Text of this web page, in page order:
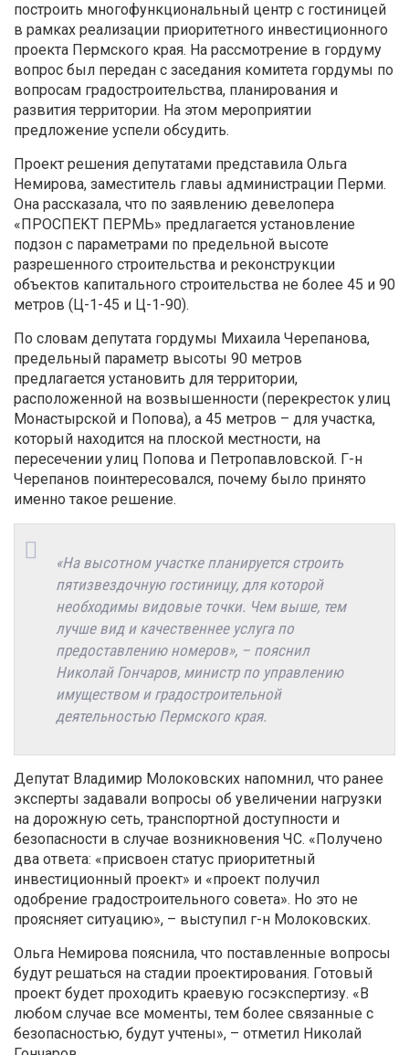
построить многофункциональный центр с гостиницей
в рамках реализации приоритетного инвестиционного
проекта Пермского края. На рассмотрение в гордуму
вопрос был передан с заседания комитета гордумы по
вопросам градостроительства, планирования и
развития территории. На этом мероприятии
предложение успели обсудить.
Проект решения депутатами представила Ольга
Немирова, заместитель главы администрации Перми.
Она рассказала, что по заявлению девелопера
«ПРОСПЕКТ ПЕРМЬ» предлагается установление
подзон с параметрами по предельной высоте
разрешенного строительства и реконструкции
объектов капитального строительства не более 45 и 90
метров (Ц-1-45 и Ц-1-90).
По словам депутата гордумы Михаила Черепанова,
предельный параметр высоты 90 метров
предлагается установить для территории,
расположенной на возвышенности (перекресток улиц
Монастырской и Попова), а 45 метров – для участка,
который находится на плоской местности, на
пересечении улиц Попова и Петропавловской. Г-н
Черепанов поинтересовался, почему было принято
именно такое решение.
«На высотном участке планируется строить
пятизвездочную гостиницу, для которой
необходимы видовые точки. Чем выше, тем
лучше вид и качественнее услуга по
предоставлению номеров», – пояснил
Николай Гончаров, министр по управлению
имуществом и градостроительной
деятельностью Пермского края.
Депутат Владимир Молоковских напомнил, что ранее
эксперты задавали вопросы об увеличении нагрузки
на дорожную сеть, транспортной доступности и
безопасности в случае возникновения ЧС. «Получено
два ответа: «присвоен статус приоритетный
инвестиционный проект» и «проект получил
одобрение градостроительного совета». Но это не
проясняет ситуацию», – выступил г-н Молоковских.
Ольга Немирова пояснила, что поставленные вопросы
будут решаться на стадии проектирования. Готовый
проект будет проходить краевую госэкспертизу. «В
любом случае все моменты, тем более связанные с
безопасностью, будут учтены», – отметил Николай